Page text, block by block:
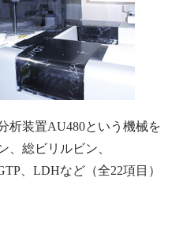
析装置AU480という機械を
、総ビリルビン、
、LDHなど（全22項目）